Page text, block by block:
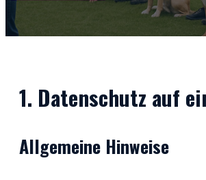
1. Datenschutz auf
Allgemeine Hinweise